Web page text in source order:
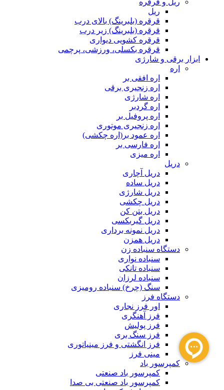
ریل و قرقره
ریل
قرقره (بلبرینگ) بالای درب
قرقره (بلبرینگ) زیر درب
قرقره کشویی دیواری
قرقره بکسلی، ورزشی، پرچمی
ابزار برقی و شارژی
اره
اره افقی بر
اره زنجیری برقی
اره شارژی
اره گردبر
اره پروفیل بر
اره زنجیری موتوری
اره عمود بر(اره چکشی)
اره فارسی بر
اره میزی
دریل
دریل آچاری
دریل ساده
دریل شارژی
دریل چکشی
دریل بتن کن
دریل گیربکسی
دریل نمونه برداری
دریل همزن
دستگاه سنباده زن
سنباده نواری
سنباده تانکی
سنباده لرزان
سنگ (چرخ) سنباده رومیزی
دستگاه فرز
اور فرز نجاری
فرز آهنگری
فرز پولیش
فرز سنگ بری
فرز انگشتی و فرز مینیاتوری
مینی فرز
کمپرسور باد
کمپرسور باد صنعتی
کمپرسور باد صنعتی بی صدا